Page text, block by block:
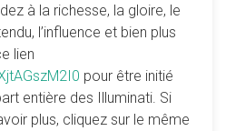
à la richesse, la gloire, le
l’influence et bien plus
lien
pour être initié
entière des Illuminati. Si
plus, cliquez sur le même